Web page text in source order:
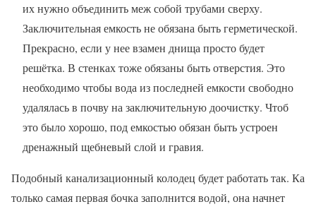
их нужно объединить меж собой трубами сверху.
Заключительная емкость не обязана быть герметической.
Прекрасно, если у нее взамен днища просто будет
решётка. В стенках тоже обязаны быть отверстия. Это
необходимо чтобы вода из последней емкости свободно
удалялась в почву на заключительную доочистку. Чтоб
это было хорошо, под емкостью обязан быть устроен
дренажный щебневый слой и гравия.
Подобный канализационный колодец будет работать так. Ка
только самая первая бочка заполнится водой, она начнет